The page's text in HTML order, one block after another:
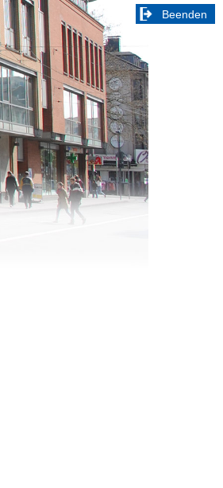
Beenden